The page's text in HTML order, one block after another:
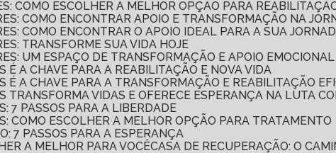
COMO ESCOLHER A MELHOR OPÇÃO PARA
COMO ENCONTRAR APOIO E TRANSFORMAÇÃO NA
COMO ENCONTRAR O APOIO IDEAL PARA A SUA
TRANSFORME SUA VIDA HOJE
UM ESPAÇO DE TRANSFORMAÇÃO E APOIO EMOCIONAL
É A CHAVE PARA A REABILITAÇÃO E NOVA VIDA
É A CHAVE PARA A TRANSFORMAÇÃO E REABILITAÇÃO
TRANSFORMA VIDAS E OFERECE ESPERANÇA NA LUTA
7 PASSOS PARA A LIBERDADE
COMO ESCOLHER A MELHOR OPÇÃO PARA TRATAMENTO
7 PASSOS PARA A ESPERANÇA
A MELHOR PARA VOCÊ CASA DE RECUPERAÇÃO: O